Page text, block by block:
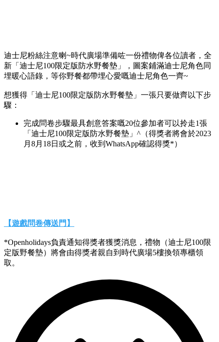
迪士尼粉絲注意喇~時代廣場準備咗一份禮物俾各位讀者，全
新「迪士尼100限定版防水野餐墊」，圖案鋪滿迪士尼角色同
埋暖心語錄，等你野餐都帶埋心愛嘅迪士尼角色一齊~
想獲得「迪士尼100限定版防水野餐墊」一張只要做齊以下步
驟：
完成問卷步驟最具創意答案嘅20位參加者可以拎走1張
「迪士尼100限定版防水野餐墊」^（得獎者將會於2023
月8月18日或之前，收到WhatsApp確認得獎*）
【遊戲問卷傳送門】
*Openholidays負責通知得獎者獲獎消息，禮物（迪士尼100限
定版野餐墊）將會由得獎者親自到時代廣場5樓換領專櫃領
取。